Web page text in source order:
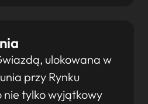
ulokowana w
przy Rynku
nie tylko wyjątkowy